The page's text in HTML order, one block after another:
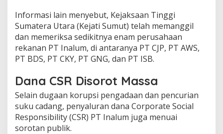
Informasi lain menyebut, Kejaksaan Tinggi
Sumatera Utara (Kejati Sumut) telah memanggil
dan memeriksa sedikitnya enam perusahaan
rekanan PT Inalum, di antaranya PT CJP, PT AWS,
PT BDS, PT CKY, PT GNG, dan PT ISB.
Dana CSR Disorot Massa
Selain dugaan korupsi pengadaan dan pencurian
suku cadang, penyaluran dana Corporate Social
Responsibility (CSR) PT Inalum juga menuai
sorotan publik.